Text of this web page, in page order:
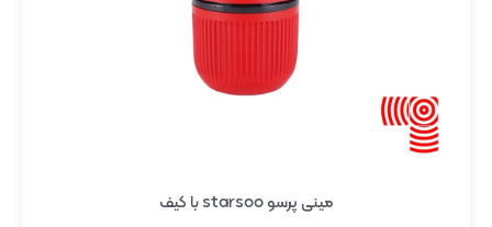
مینی پرسو starsoo با کیف